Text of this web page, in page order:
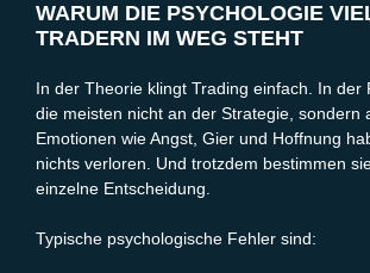
WARUM DIE PSYCHOLOGIE
TRADERN IM WEG STEHT
In der Theorie klingt Trading einfach. In der
die meisten nicht an der Strategie, sondern
Emotionen wie Angst, Gier und Hoffnung
nichts verloren. Und trotzdem bestimmen
einzelne Entscheidung.
Typische psychologische Fehler sind: